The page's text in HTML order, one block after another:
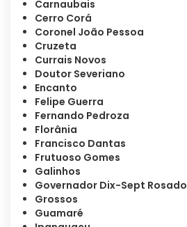
Carnaubais
Cerro Corá
Coronel João Pessoa
Cruzeta
Currais Novos
Doutor Severiano
Encanto
Felipe Guerra
Fernando Pedroza
Florânia
Francisco Dantas
Frutuoso Gomes
Galinhos
Governador Dix-Sept Rosado
Grossos
Guamaré